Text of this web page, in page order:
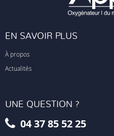
EN SAVOIR PLUS
À propos
Actualités
UNE QUESTION ?
04 37 85 52 25